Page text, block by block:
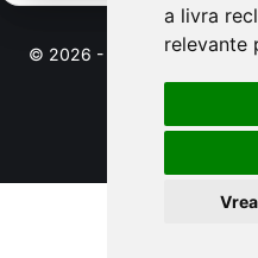
a livra
relevante
© 2026 - Software pentru